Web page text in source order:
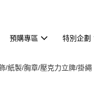
預購專區 特別企劃
/紙製/胸章/壓克力立牌/掛繩